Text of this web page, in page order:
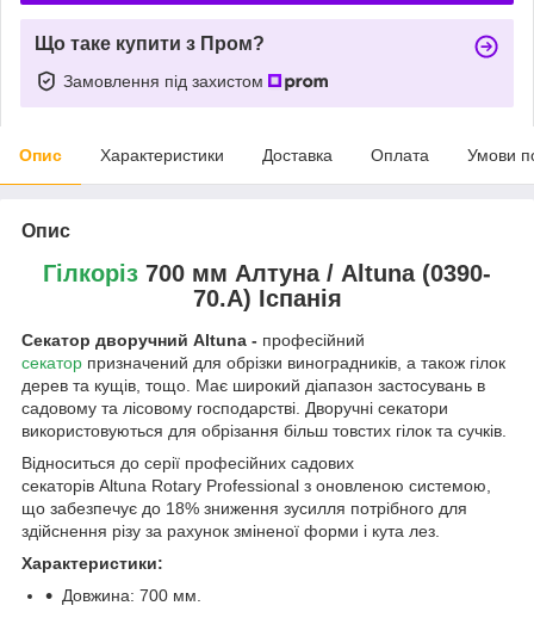
Що таке купити з Пром?
Замовлення під захистом
Опис Характеристики Доставка Оплата Умови
Опис
Гілкоріз 700 мм Алтуна / Altuna (0390-
70.A) Іспанія
Cекатор дворучний Altuna - професійний
секатор призначений для обрізки виноградників, а також гілок
дерев та кущів, тощо. Має широкий діапазон застосувань в
садовому та лісовому господарстві. Дворучні секатори
використовуються для обрізання більш товстих гілок та сучків.
Відноситься до серії професійних садових
секаторів Altuna Rotary Professional з оновленою системою,
що забезпечує до 18% зниження зусилля потрібного для
здійснення різу за рахунок зміненої форми і кута лез.
Характеристики:
Довжина: 700 мм.